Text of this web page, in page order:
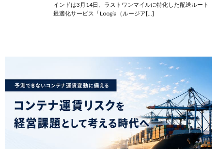
インドは3月14日、ラストワンマイルに特化した配送ルート
最適化サービス「Loogia（ルージア[…]